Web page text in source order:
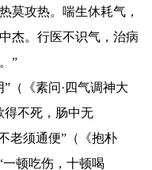
莫攻热。喘生休耗气，
杰。行医不识气，治病
”
（《素问·四气调神大
得不死，肠中无
老须通便”（《抱朴
顿吃伤，十顿喝